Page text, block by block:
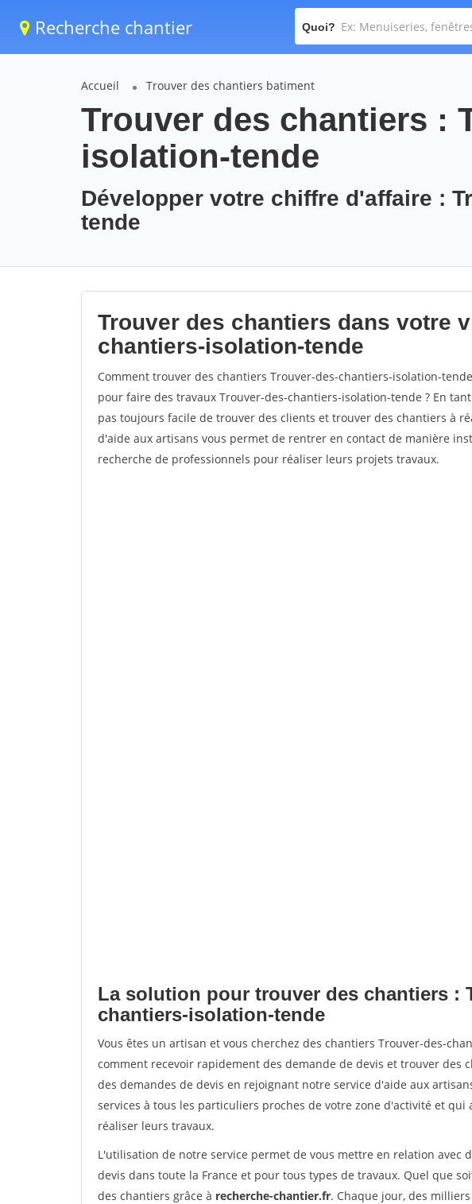
Recherche chantier Quoi?
Accueil Trouver des chantiers batiment
Trouver des chantiers :
isolation-tende
Développer votre chiffre d'affaire :
tende
Trouver des chantiers dans votre
chantiers-isolation-tende
Comment trouver des chantiers Trouver-des-chantiers-isolation-
pour faire des travaux Trouver-des-chantiers-isolation-tende ? En
pas toujours facile de trouver des clients et trouver des chantiers à
d'aide aux artisans vous permet de rentrer en contact de manière
recherche de professionnels pour réaliser leurs projets travaux.
La solution pour trouver des chantiers :
chantiers-isolation-tende
Vous êtes un artisan et vous cherchez des chantiers Trouver-des-
comment recevoir rapidement des demande de devis et trouver des
des demandes de devis en rejoignant notre service d'aide aux
services à tous les particuliers proches de votre zone d'activité et
réaliser leurs travaux.
L'utilisation de notre service permet de vous mettre en relation avec
devis dans toute la France et pour tous types de travaux. Quel que
des chantiers grâce à recherche-chantier.fr. Chaque jour, des